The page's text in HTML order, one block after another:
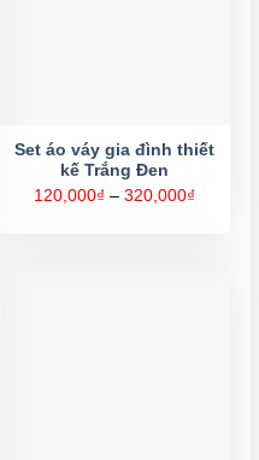
Set áo váy gia đình thiết
kế Trắng Đen
120,000₫ – 320,000₫Khoảng